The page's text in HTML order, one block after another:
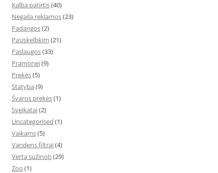
Kalba patirtis(40)
Negaila reklamos(23)
Padangos(2)
Pasiskelbkim (21)
Paslaugos(33)
Pramonei(9)
Prekės(5)
Statyba (9)
Švaros prekės(1)
Sveikatai(2)
Uncategorised (1)
Vaikams(5)
Vandens filtrai(4)
Verta sužinoti(29)
Zoo (1)